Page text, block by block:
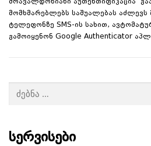
მრავალდონიანი აუთენთიფიკაცია
მომხმარებლებს საშუალებას
ტელეფონზე SMS-ის სახით,
გამოიყენონ Google Authenticator
ძებნა:
ᲡᲔᲠᲕᲘᲡᲔᲑᲘ